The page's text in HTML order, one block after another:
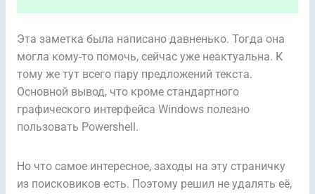
Эта заметка была написано давненько. Тогда она
могла кому-то помочь, сейчас уже неактуальна. К
тому же тут всего пару предложений текста.
Основной вывод, что кроме стандартного
графического интерфейса Windows полезно
пользовать Powershell.
Но что самое интересное, заходы на эту страничку
из поисковиков есть. Поэтому решил не удалять её,